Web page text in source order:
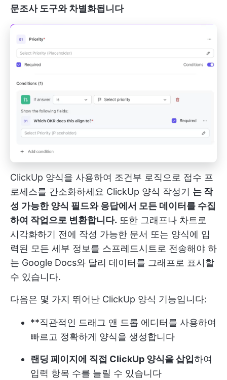
문조사 도구와 차별화됩니다
ClickUp 양식을 사용하여 조건부 로직으로 접수 프
로세스를 간소화하세요 ClickUp 양식 작성기 는 작
성 가능한 양식 필드와 응답에서 모든 데이터를 수집
하여 작업으로 변환합니다. 또한 그래프나 차트로
시각화하기 전에 작성 가능한 문서 또는 양식에 입
력된 모든 세부 정보를 스프레드시트로 전송해야 하
는 Google Docs와 달리 데이터를 그래프로 표시할
수 있습니다.
다음은 몇 가지 뛰어난 ClickUp 양식 기능입니다:
**직관적인 드래그 앤 드롭 에디터를 사용하여
빠르고 정확하게 양식을 생성합니다
랜딩 페이지에 직접 ClickUp 양식을 삽입하여
입력 항목 수를 늘릴 수 있습니다